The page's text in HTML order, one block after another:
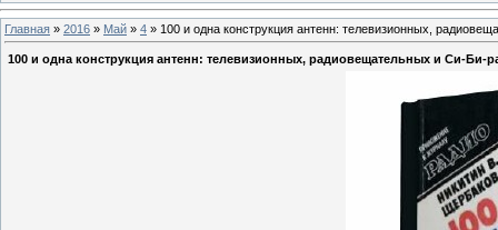
Главная » 2016 » Май » 4 » 100 и одна конструкция антенн: телевизионных,
100 и одна конструкция антенн: телевизионных, радиовещательных и Си-Би-